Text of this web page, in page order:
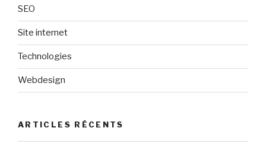
SEO
Site internet
Technologies
Webdesign
ARTICLES RÉCENTS